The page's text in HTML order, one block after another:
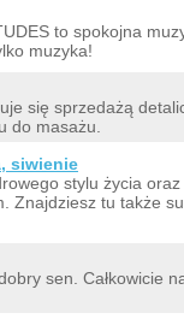
to spokojna
muzyka!
się sprzedażą
do masażu.
siwienie
stylu życia
Znajdziesz tu także
sen. Całkowicie